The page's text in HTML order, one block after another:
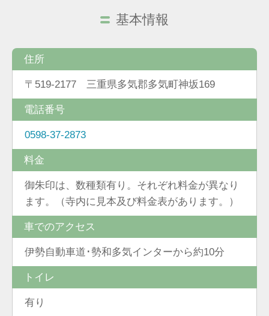
基本情報
住所
〒519-2177 三重県多気郡多気町神坂169
電話番号
0598-37-2873
料金
御朱印は、数種類有り。それぞれ料金が異なり
ます。（寺内に見本及び料金表があります。）
車でのアクセス
伊勢自動車道･勢和多気インターから約10分
トイレ
有り